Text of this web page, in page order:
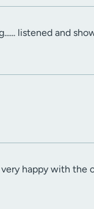
listened and
happy with the